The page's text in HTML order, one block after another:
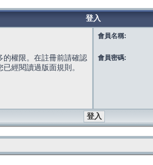
登入
的權限。在註冊前請確認
經閱讀過版面規則。
會員名稱:
會員密碼: